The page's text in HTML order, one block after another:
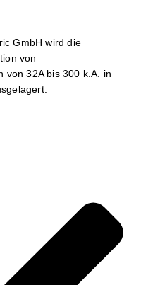
GmbH wird die
von
von 32A bis 300 k.A. in